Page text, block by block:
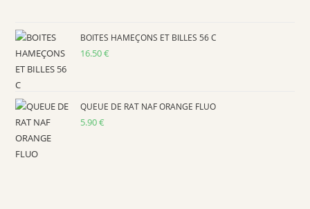
15.90 €
BOITES HAMEÇONS ET BILLES 56 C
16.50€
QUEUE DE RAT NAF ORANGE FLUO
5.90€